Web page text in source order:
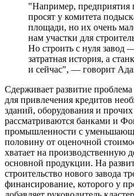
"Например, предприятия
просят у комитета
площади, но их очень
нам участки для
Но строить с нуля завод
затратная история, а
и сейчас", — говорит
Сдерживает развитие
для привлечения кредитов
зданий, оборудования и
рассматриваются банками и
промышленности с
половину от оценочной
хватает на производственную
основной продукции. На
строительство нового завода
финансирование, которого у